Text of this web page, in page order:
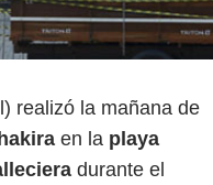
realizó la mañana de
en la playa
durante el